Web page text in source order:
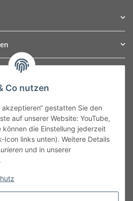
Co nutzen
akzeptieren“ gestatten Sie den
auf unserer Website: YouTube,
können die Einstellung jederzeit
Icon links unten). Weitere Details
und in unserer
.